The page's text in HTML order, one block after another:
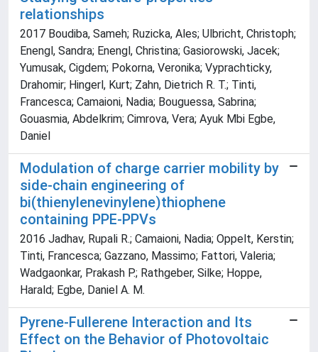
relationships
2017 Boudiba, Sameh; Ruzicka, Ales; Ulbricht, Christoph;
Enengl, Sandra; Enengl, Christina; Gasiorowski, Jacek;
Yumusak, Cigdem; Pokorna, Veronika; Vyprachticky,
Drahomir; Hingerl, Kurt; Zahn, Dietrich R. T.; Tinti,
Francesca; Camaioni, Nadia; Bouguessa, Sabrina;
Gouasmia, Abdelkrim; Cimrova, Vera; Ayuk Mbi Egbe,
Daniel
Modulation of charge carrier mobility by
side-chain engineering of
bi(thienylenevinylene)thiophene
containing PPE-PPVs
2016 Jadhav, Rupali R.; Camaioni, Nadia; Oppelt, Kerstin;
Tinti, Francesca; Gazzano, Massimo; Fattori, Valeria;
Wadgaonkar, Prakash P.; Rathgeber, Silke; Hoppe,
Harald; Egbe, Daniel A. M.
Pyrene-Fullerene Interaction and Its
Effect on the Behavior of Photovoltaic